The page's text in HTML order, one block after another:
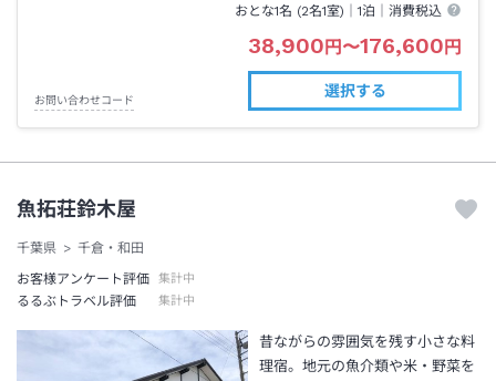
おとな1名 (2名1室)｜1泊 ｜消費税込
38,900円〜176,600円
お問い合わせコード
選択する
魚拓荘鈴木屋
千葉県
千倉・和田
お客様アンケート評価
集計中
るるぶトラベル評価 集計中
昔ながらの雰囲気を残す小さな料
理宿。地元の魚介類や米・野菜を